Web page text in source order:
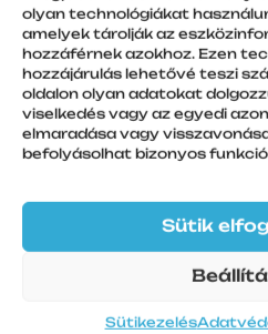
olyan technológiákat
amelyek tárolják az
hozzáférnek azokhoz. Ezen
hozzájárulás lehetővé teszi
oldalon olyan adatokat
viselkedés vagy az egyedi
elmaradása vagy
befolyásolhat bizonyos
Sütik
Sütikezelés
További
Szálhossz